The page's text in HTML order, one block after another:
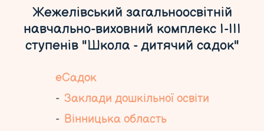
Жежелівський загальноосвітній
навчально-виховний комплекс І-ІІІ
ступенів "Школа - дитячий садок"
еСадок
Заклади дошкільної освіти
Вінницька область